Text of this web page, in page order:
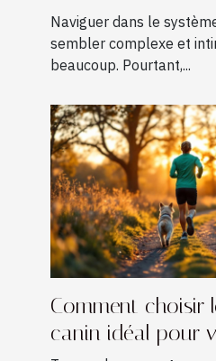
juridique
Naviguer dans le
sembler complexe et
beaucoup. Pourtant,...
Comment choisir
canin idéal pour